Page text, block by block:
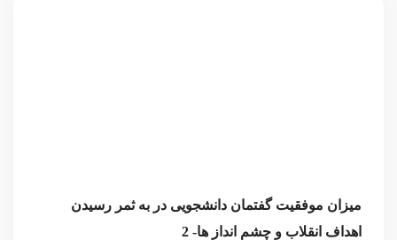
میزان موفقیت گفتمان دانشجویی در به ثمر رسیدن
اهداف انقلاب و چشم انداز ها- 2